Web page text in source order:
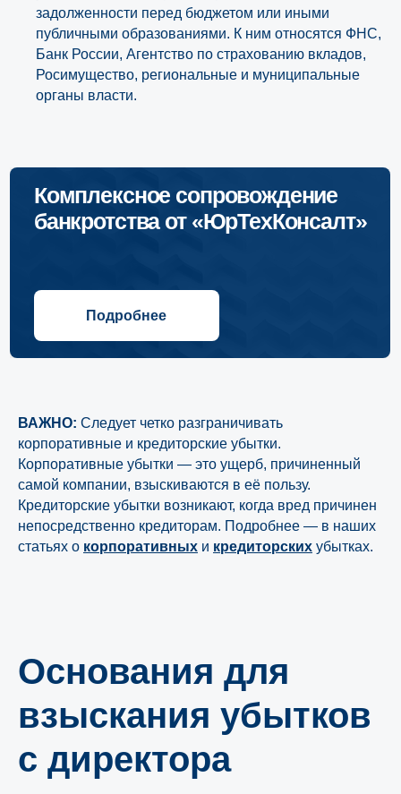
задолженности перед бюджетом или иными
публичными образованиями. К ним относятся ФНС,
Банк России, Агентство по страхованию вкладов,
Росимущество, региональные и муниципальные
органы власти.
ВАЖНО: Следует четко разграничивать
корпоративные и кредиторские убытки.
Корпоративные убытки — это ущерб, причиненный
самой компании, взыскиваются в её пользу.
Кредиторские убытки возникают, когда вред причинен
непосредственно кредиторам. Подробнее — в наших
статьях о корпоративных и кредиторских убытках.
Основания для
взыскания убытков
с директора